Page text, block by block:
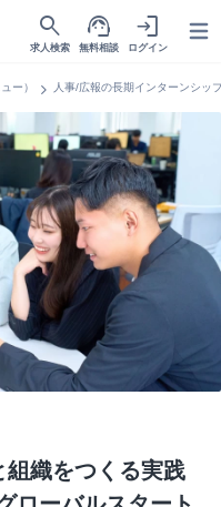
search
求人検索
support_agent
無料相談
login
ログイン
ー） chevron_right 人事/広報の長期インターンシッ
組織をつくる実践